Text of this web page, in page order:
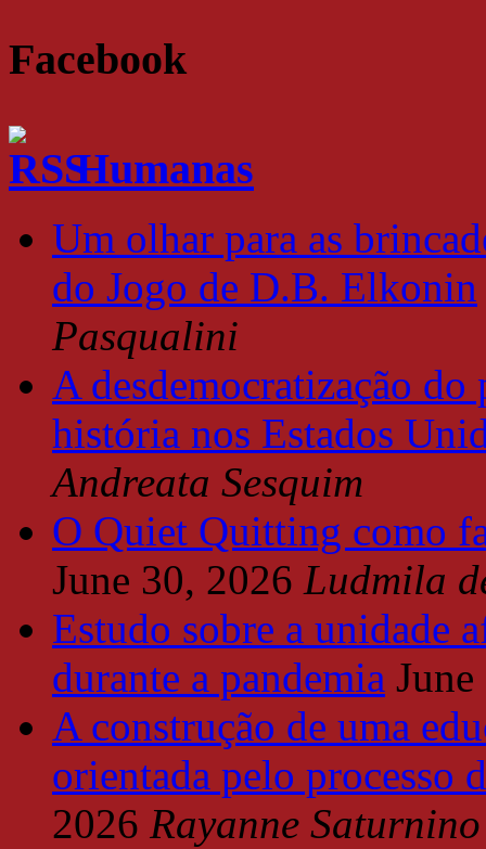
Facebook
Humanas
Um olhar para as
do Jogo de D.B. Elkonin
Pasqualini
A desdemocratização do
história nos Estados
Andreata Sesquim
O Quiet Quitting como
June 30, 2026 Ludmila
Estudo sobre a unidade
durante a pandemia
A construção de uma
orientada pelo processo
2026 Rayanne